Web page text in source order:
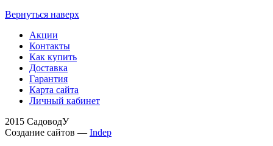
Вернуться наверх
Акции
Контакты
Как купить
Доставка
Гарантия
Карта сайта
Личный кабинет
2015 СадоводУ
Создание сайтов — Indep